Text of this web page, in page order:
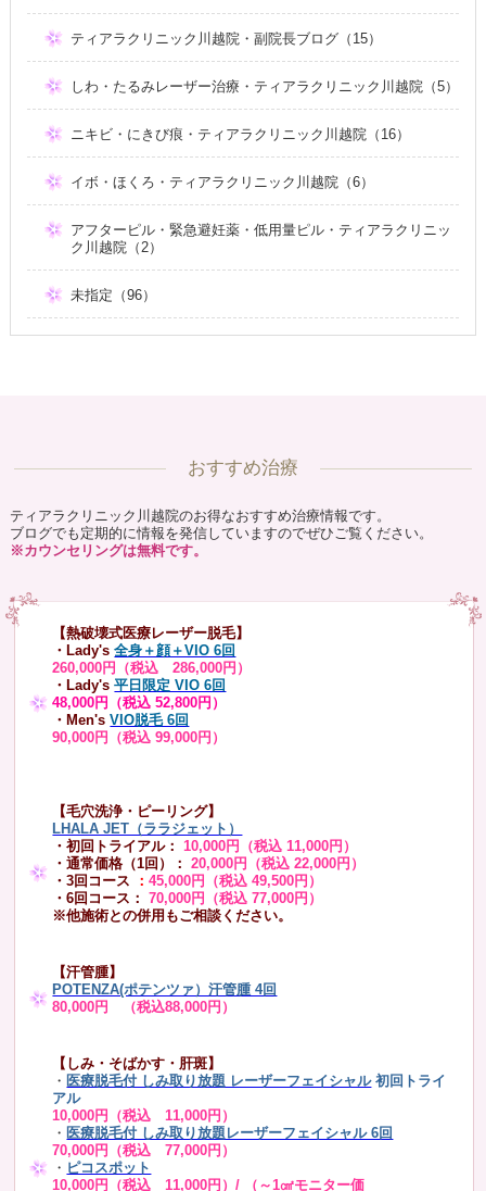
ティアラクリニック川越院・副院長ブログ（15）
しわ・たるみレーザー治療・ティアラクリニック川越院（5）
ニキビ・にきび痕・ティアラクリニック川越院（16）
イボ・ほくろ・ティアラクリニック川越院（6）
アフターピル・緊急避妊薬・低用量ピル・ティアラクリニッ
ク川越院（2）
未指定（96）
おすすめ治療
ティアラクリニック川越院のお得なおすすめ治療情報です。
ブログでも定期的に情報を発信していますのでぜひご覧ください。
※カウンセリングは無料です。
【熱破壊式医療レーザー脱毛】
・Lady's 全身＋顔＋VIO 6回
260,000円（税込 286,000円）
・Lady's平日限定 VIO 6回
48,000円（税込 52,800円）
・Men's VIO脱毛 6回
90,000円（税込 99,000円）
【毛穴洗浄・ピーリング】
LHALA JET（ララジェット）
・初回トライアル： 10,000円（税込 11,000円）
・通常価格（1回）：
20,000円（税込 22,000円）
・3回コース ：45,000円（税込 49,500円）
・6回コース：
70,000円（税込 77,000円）
※他施術との併用もご相談ください。
【汗管腫】
POTENZA(ポテンツァ）汗管腫 4回
80,000円 （税込88,000円）
【しみ・そばかす・肝斑】
・ 医療脱毛付 しみ取り放題 レーザーフェイシャル 初回トライ
アル
10,000円（税込 11,000円）
・ 医療脱毛付 しみ取り放題レーザーフェイシャル 6回
70,000円（税込 77,000円）
・ ピコスポット
10,000円（税込 11,000円）/ （～1㎠モニター価